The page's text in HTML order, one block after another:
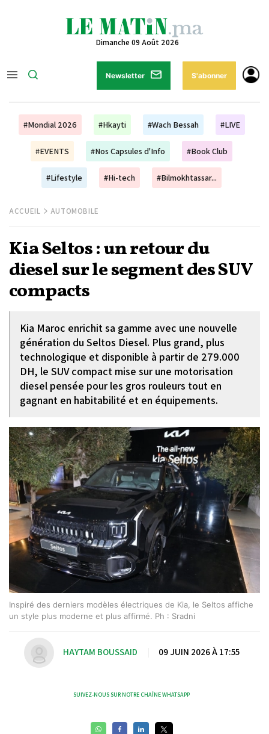
Dimanche 09 Août 2026
Newsletter S'abonner
#Mondial 2026 #Hkayti #Wach Bessah #LIVE
#EVENTS #Nos Capsules d'Info #Book Club
#Lifestyle #Hi-tech #Bilmokhtassar...
ACCUEIL AUTOMOBILE
Kia Seltos : un retour du
diesel sur le segment des SUV
compacts
Kia Maroc enrichit sa gamme avec une nouvelle
génération du Seltos Diesel. Plus grand, plus
technologique et disponible à partir de 279.000
DH, le SUV compact mise sur une motorisation
diesel pensée pour les gros rouleurs tout en
gagnant en habitabilité et en équipements.
Inspiré des derniers modèles électriques de Kia, le Seltos affiche
un style plus moderne et plus affirmé. Ph : Sradni
HAYTAM BOUSSAID 09 JUIN 2026 À 17:55
SUIVEZ-NOUS SUR NOTRE CHAÎNE WHATSAPP